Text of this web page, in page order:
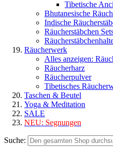
Tibetische
Bhutanesische
Indische
Räucherstäbchen
Räucherwerk
Alles anzeigen:
Räucherharz
Räucherpulver
Tibetisches
Taschen & Beutel
Yoga & Meditation
SALE
NEU: Segnungen
Suche: